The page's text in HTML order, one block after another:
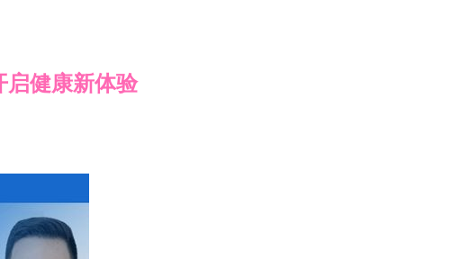
启健康新体验